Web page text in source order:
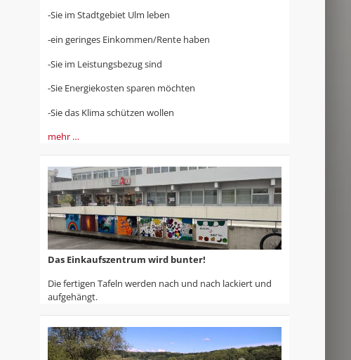
-Sie im Stadtgebiet Ulm leben
-ein geringes Einkommen/Rente haben
-Sie im Leistungsbezug sind
-Sie Energiekosten sparen möchten
-Sie das Klima schützen wollen
mehr …
Das Einkaufszentrum wird bunter!
Die fertigen Tafeln werden nach und nach lackiert und
aufgehängt.